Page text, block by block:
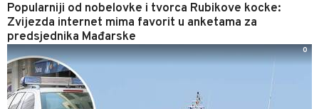
Popularniji od nobelovke i tvorca Rubikove kocke:
Zvijezda internet mima favorit u anketama za
predsjednika Mađarske
0